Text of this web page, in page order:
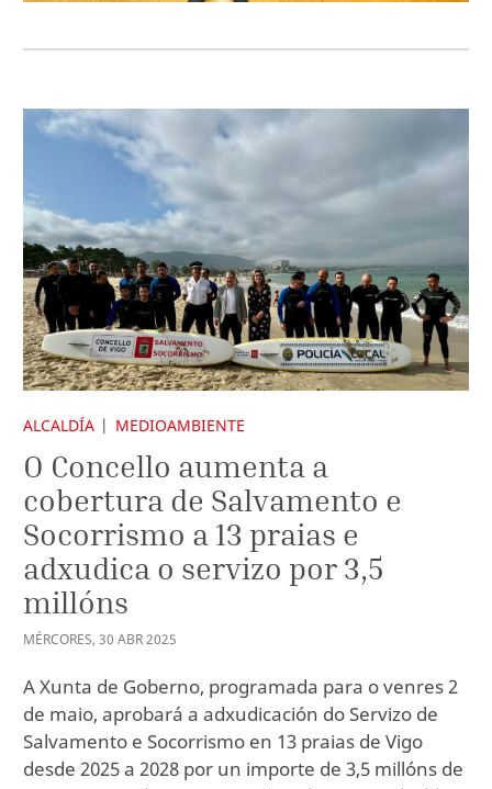
ALCALDÍA MEDIOAMBIENTE
O Concello aumenta a
cobertura de Salvamento e
Socorrismo a 13 praias e
adxudica o servizo por 3,5
millóns
MÉRCORES, 30 ABR2025
A Xunta de Goberno, programada para o venres 2
de maio, aprobará a adxudicación do Servizo de
Salvamento e Socorrismo en 13 praias de Vigo
desde 2025 a 2028 por un importe de 3,5 millóns de